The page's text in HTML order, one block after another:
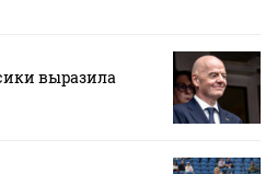
выразила